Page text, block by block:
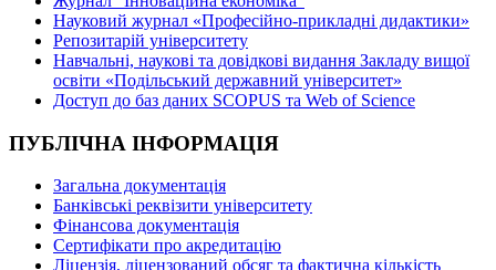
Науковий журнал «Професійно-прикладні дидактики»
Репозитарій університету
Навчальні, наукові та довідкові видання Закладу вищої
освіти «Подільський державний університет»
Доступ до баз даних SCOPUS та Web of Science
ПУБЛІЧНА ІНФОРМАЦІЯ
Загальна документація
Банківські реквізити університету
Фінансова документація
Сертифікати про акредитацію
Ліцензія, ліцензований обсяг та фактична кількість